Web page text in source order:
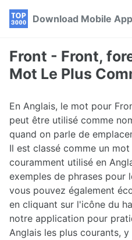
Skip
navigation
Skip
Skip
Download Mobile App
Front - Front,
Mot Le Plus
En Anglais, le mot pour
peut être utilisé comme
quand on parle de
Il est classé comme un
couramment utilisé en
exemples de phrases pour
vous pouvez également
en cliquant sur l'icône du
notre application pour
Anglais les plus courants,